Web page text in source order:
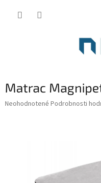
Matrac
Priemerné
Neohodnotené Podrobnosti